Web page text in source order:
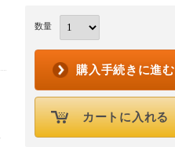
数量
購入手続きに進む
カートに入れる